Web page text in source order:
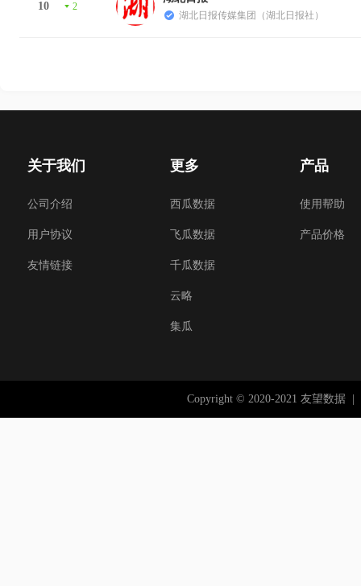
10 2
湖北日报传媒集团（湖北日报社）
关于我们
公司介绍
用户协议
友情链接
更多
西瓜数据
飞瓜数据
千瓜数据
云略
集瓜
产品
使用帮助
产品价格
Copyright © 2020-2021 友望数据